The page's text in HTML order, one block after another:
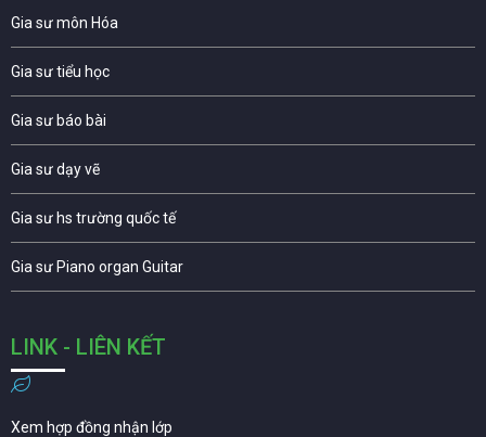
Gia sư môn Hóa
Gia sư tiểu học
Gia sư báo bài
Gia sư dạy vẽ
Gia sư hs trường quốc tế
Gia sư Piano organ Guitar
LINK - LIÊN KẾT
Xem hợp đồng nhận lớp